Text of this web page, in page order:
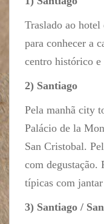
Traslado ao
para conhecer a
centro histórico e
2) Santiago
Pela manhã city
Palácio de la
San Cristobal.
com degustação.
típicas com
3) Santiago /